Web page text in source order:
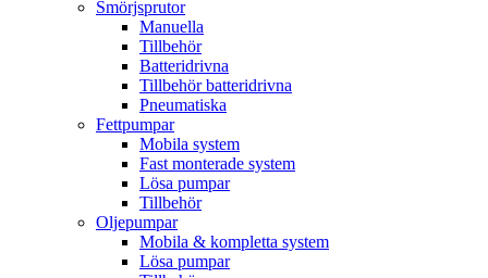
Smörjsprutor
Manuella
Tillbehör
Batteridrivna
Tillbehör batteridrivna
Pneumatiska
Fettpumpar
Mobila system
Fast monterade system
Lösa pumpar
Tillbehör
Oljepumpar
Mobila & kompletta system
Lösa pumpar